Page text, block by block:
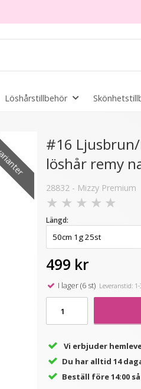
Löshårstillbehör
Tangler brush - Rosa
99 kr
LÄGG I VARUKORG
- 20%
Platt
#16
löshår remy
28832 - Mizzy Premium
★ ★ ★ ★ ★
Längd:
499 kr
I lager (6 st)Leveranstid: 1-
Vi erbjuder
Du har alltid 14
Beställ före 14:00